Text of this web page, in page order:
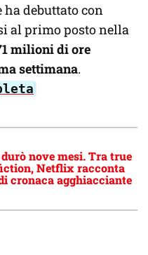
debuttato con
al primo posto nella
milioni di ore
settimana.
nove mesi. Tra true
Netflix racconta
cronaca agghiacciante